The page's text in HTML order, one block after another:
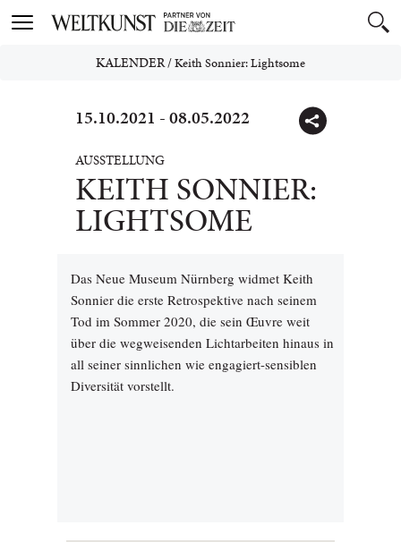
Toggle
KALENDER/Keith Sonnier: Lightsome
15.10.2021 - 08.05.2022
AUSSTELLUNG
KEITH SONNIER:
LIGHTSOME
Das Neue Museum Nürnberg widmet Keith
Sonnier die erste Retrospektive nach seinem
Tod im Sommer 2020, die sein Œuvre weit
über die wegweisenden Lichtarbeiten hinaus in
all seiner sinnlichen wie engagiert-sensiblen
Diversität vorstellt.